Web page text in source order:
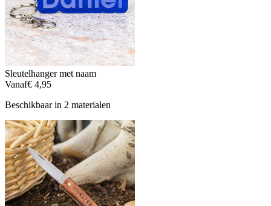
Sleutelhanger met naam
Vanaf€ 4,95
Beschikbaar in 2 materialen